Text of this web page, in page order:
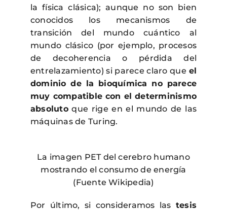
la física clásica); aunque no son bien
conocidos los mecanismos de
transición del mundo cuántico al
mundo clásico (por ejemplo, procesos
de decoherencia o pérdida del
entrelazamiento) si parece claro que el
dominio de la bioquímica no parece
muy compatible con el determinismo
absolutoque rige en el mundo de las
máquinas de Turing.
La imagen PET del cerebro humano
mostrando el consumo de energía
(Fuente Wikipedia)
Por último, si consideramos las tesis